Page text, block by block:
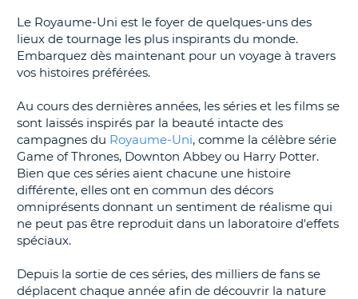
COMPTE
GÉRER
MA
RÉSERVATION
FRANCE
Le Royaume-Uni est le foyer de quelques-uns des
lieux de tournage les plus inspirants du monde.
Embarquez dès maintenant pour un voyage à travers
vos histoires préférées.
Au cours des dernières années, les séries et les films se
sont laissés inspirés par la beauté intacte des
campagnes du Royaume-Uni, comme la célèbre série
Game of Thrones, Downton Abbey ou Harry Potter.
Bien que ces séries aient chacune une histoire
différente, elles ont en commun des décors
omniprésents donnant un sentiment de réalisme qui
ne peut pas être reproduit dans un laboratoire d'effets
spéciaux.
Depuis la sortie de ces séries, des milliers de fans se
déplacent chaque année afin de découvrir la nature